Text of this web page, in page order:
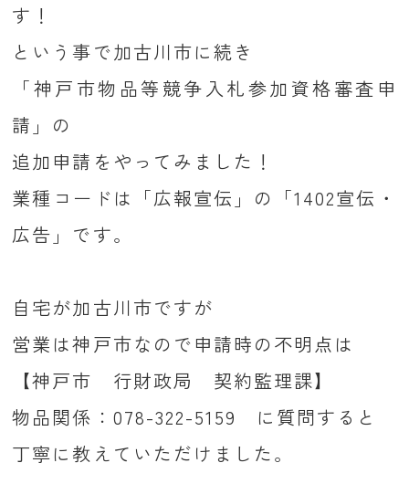
す！
という事で加古川市に続き
「神戸市物品等競争入札参加資格審査申
請」の
追加申請をやってみました！
業種コードは「広報宣伝」の「1402宣伝・
広告」です。
自宅が加古川市ですが
営業は神戸市なので申請時の不明点は
【神戸市 行財政局 契約監理課】
物品関係：078-322-5159 に質問すると
丁寧に教えていただけました。